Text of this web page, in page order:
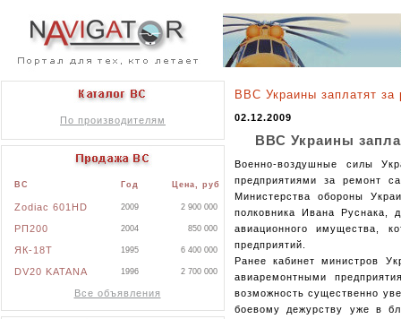
По производителям
ВС Год Цена, руб
Zodiac 601HD 2009 2 900 000
РП200 2004 850 000
ЯК-18Т 1995 6 400 000
DV20 KATANA 1996 2 700 000
Все объявления
ВВС Украины заплатят
02.12.2009
ВВС Украины
Военно-воздушные силы
предприятиями за ремонт
Министерства обороны
полковника Ивана Руснака,
авиационного имущества,
предприятий.
Ранее кабинет министров
авиаремонтными
возможность существенно
боевому дежурству уже в